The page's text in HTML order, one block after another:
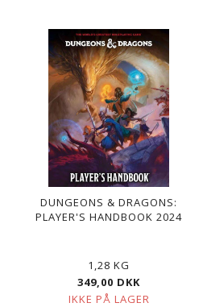
DUNGEONS & DRAGONS:
PLAYER'S HANDBOOK 2024
1,28 KG
349,00 DKK
IKKE PÅ LAGER